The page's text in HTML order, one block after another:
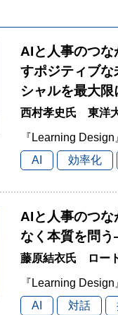
AIと人事のつ
すポジティブ
シャルを最大
西村孝史氏 東洋
『Learning
AI
効率化
AIと人事のつ
なく本質を問
藤原結衣氏 ロー
『Learning
AI
対話